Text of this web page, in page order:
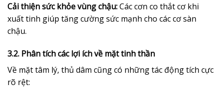
Cải thiện sức khỏe vùng chậu:Các cơn co thắt cơ khi
xuất tinh giúp tăng cường sức mạnh cho các cơ sàn
chậu.
3.2. Phân tích các lợi ích về mặt tinh thần
Về mặt tâm lý, thủ dâm cũng có những tác động tích cực
rõ rệt: